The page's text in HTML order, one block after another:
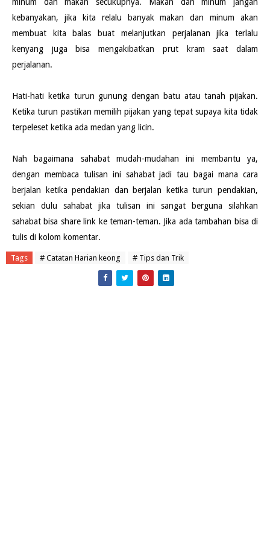
kebanyakan, jika kita relalu banyak makan dan minum akan
membuat kita balas buat melanjutkan perjalanan jika terlalu
kenyang juga bisa mengakibatkan prut kram saat dalam
perjalanan.
Hati-hati ketika turun gunung dengan batu atau tanah pijakan.
Ketika turun pastikan memilih pijakan yang tepat supaya kita tidak
terpeleset ketika ada medan yang licin.
Nah bagaimana sahabat mudah-mudahan ini membantu ya,
dengan membaca tulisan ini sahabat jadi tau bagai mana cara
berjalan ketika pendakian dan berjalan ketika turun pendakian,
sekian dulu sahabat jika tulisan ini sangat berguna silahkan
sahabat bisa share link ke teman-teman. Jika ada tambahan bisa di
tulis di kolom komentar.
Tags # Catatan Harian keong # Tips dan Trik